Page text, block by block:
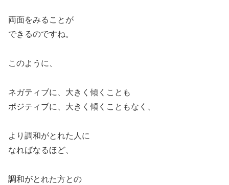
両面をみることが
できるのですね。
このように、
ネガティブに、大きく傾くことも
ポジティブに、大きく傾くこともなく、
より調和がとれた人に
なればなるほど、
調和がとれた方との